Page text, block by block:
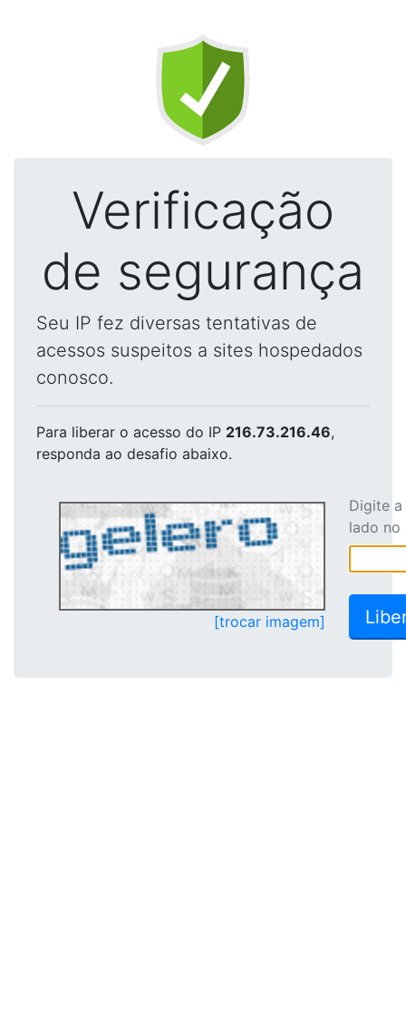
Verificação
de segurança
Seu IP fez diversas tentativas de
acessos suspeitos a sites hospedados
conosco.
Para liberar o acesso do IP 216.73.216.46,
responda ao desafio abaixo.
[trocar imagem]
Digite
lado no